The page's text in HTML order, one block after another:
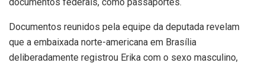
Documentos reunidos pela equipe da deputada revelam
que a embaixada norte-americana em Brasília
deliberadamente registrou Erika com o sexo masculino,